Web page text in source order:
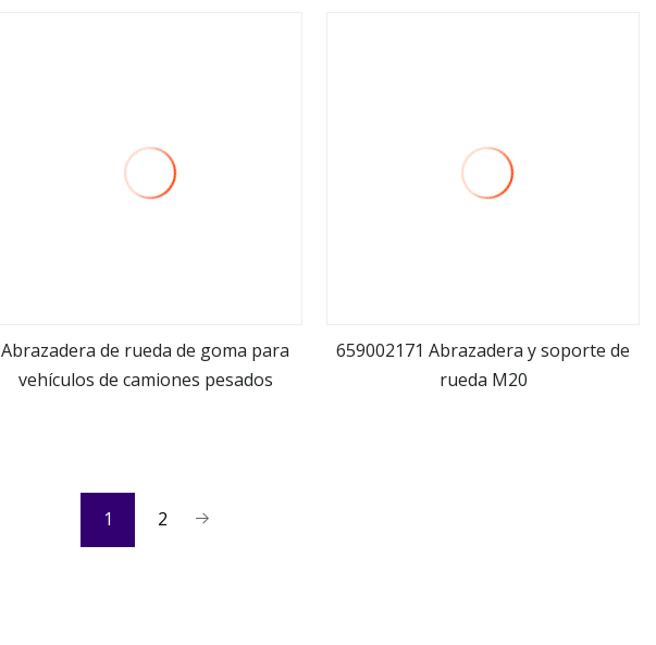
ver más
Abrazadera de rueda de goma para
vehículos de camiones pesados
ver más
659002171 Abrazadera y soporte de
rueda M20
1 2